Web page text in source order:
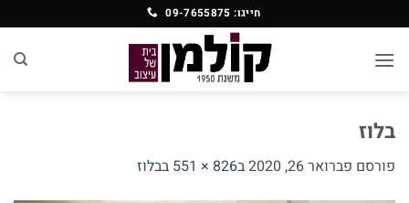
to
content
חייגו: 09-7655875
בלוז
פורסם פברואר 26, 2020 ב826 × 551 בבלוז